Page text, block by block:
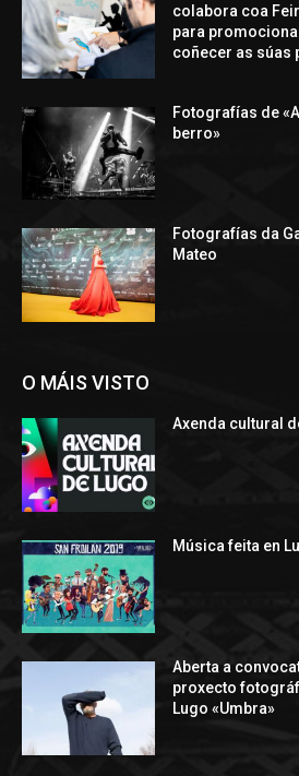
colabora coa
para
coñecer as súas
Fotografías de
berro»
Fotografías da
Mateo
O MÁIS VISTO
Axenda cultural
Música feita en
Aberta a
proxecto
Lugo «Umbra»